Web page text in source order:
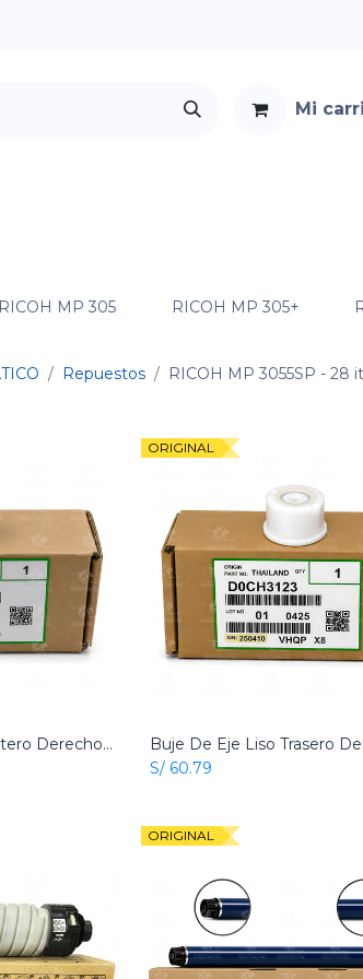
Mi
RICOH MP 305 RICOH MP 305+
Repuestos RICOH MP 3055SP - 28
Buje De Eje Liso Delantero Derecho Original Ricoh
ORIGINAL
Add to Cart
S/ 60.79
ORIGINAL